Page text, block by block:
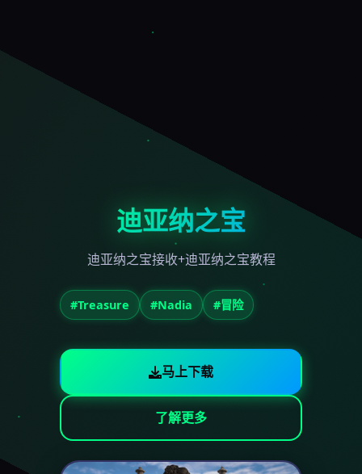
迪亚纳之宝
迪亚纳之宝接收+迪亚纳之宝教程
#Treasure #Nadia #冒险
马上下载
了解更多